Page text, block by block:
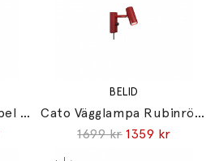
Cato Vägglampa Dubbel Mattsvart
BELID
Cato Vägglampa Rubinröd/Mattsvart
1699 kr 1359 kr